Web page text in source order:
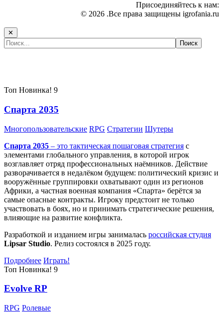
Присоединяйтесь к нам:
© 2026 .Все права защищены igrofania.ru
✕
Топ Новинка! 9
Спарта 2035
Многопользовательские RPG Стратегии Шутеры
Спарта 2035 – это тактическая пошаговая стратегия с
элементами глобального управления, в которой игрок
возглавляет отряд профессиональных наёмников. Действие
разворачивается в недалёком будущем: политический кризис и
вооружённые группировки охватывают один из регионов
Африки, а частная военная компания «Спарта» берётся за
самые опасные контракты. Игроку предстоит не только
участвовать в боях, но и принимать стратегические решения,
влияющие на развитие конфликта.
Разработкой и изданием игры занималась российская студия
Lipsar Studio. Релиз состоялся в 2025 году.
Подробнее Играть!
Топ Новинка! 9
Evolve RP
RPG Ролевые